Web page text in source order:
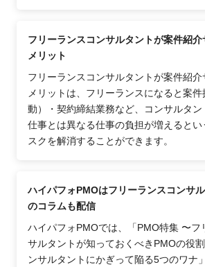
フリーランスコンサルタントが案件紹
メリット
フリーランスコンサルタントが案件紹介
メリットは、フリーランスになると案
動）・契約締結業務など、コンサルタ
仕事とは異なる仕事の負担が増えるとい
スクを解消することができます。
ハイパフォPMOはフリーランスコンサ
のコラムも配信
ハイパフォPMOでは、「PMO特集 〜フ
サルタントが知っておくべきPMOの役
ンサルタントにかぎって陥る5つのワナ